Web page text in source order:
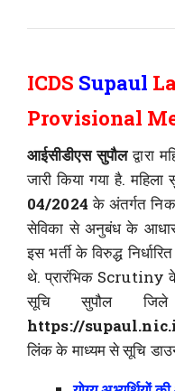
ICDS Supaul
Provisional
आईसीडीएस सुपौलद्वारा
जारी किया गया है. महिला
04/2024 के अंतर्गत
सेविका से अनुबंध के
इस भर्ती के विरुद्ध
थे. प्रारंभिक Scrutiny के
सूचि सुपौल जिले
https://
लिंक के माध्यम से सूचि